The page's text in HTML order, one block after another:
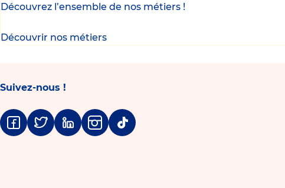
Découvrez l’ensemble de nos métiers !
Découvrir nos métiers
Suivez-nous !
Facebook
TwitterLinkedinInstagram
Tiktok